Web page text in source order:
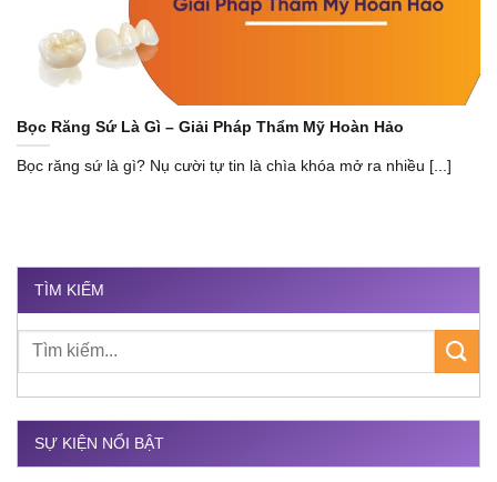
Bọc Răng Sứ Là Gì – Giải Pháp Thẩm Mỹ Hoàn Hảo
Bọc răng sứ là gì? Nụ cười tự tin là chìa khóa mở ra nhiều [...]
TÌM KIẾM
SỰ KIỆN NỔI BẬT